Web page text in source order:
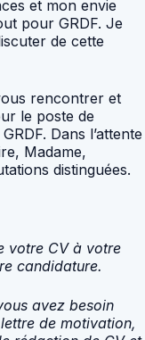
et mon envie
pour GRDF. Je
de cette
rencontrer et
le poste de
Dans l’attente
Madame,
distinguées.
votre CV à votre
candidature.
avez besoin
de motivation,